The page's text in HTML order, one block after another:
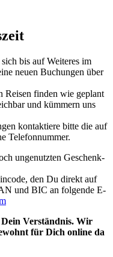
bis auf Weiteres im
neuen Buchungen über
Reisen finden wie geplant
und kümmern uns
kontaktiere bitte die auf
Telefonnummer.
ungenutzten Geschenk-
den Du direkt auf
und BIC an folgende E-
Verständnis. Wir
für Dich online da